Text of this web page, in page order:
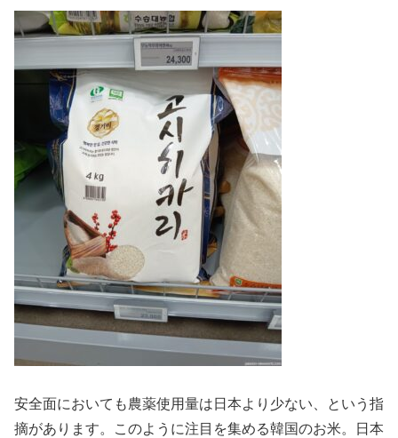
安全面においても農薬使用量は日本より少ない、という指
摘があります。このように注目を集める韓国のお米。日本